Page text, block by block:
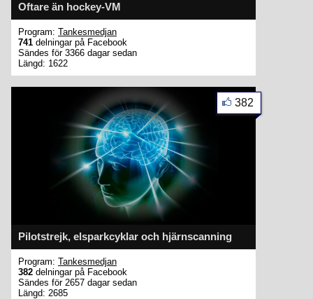
Oftare än hockey-VM
Program: Tankesmedjan
741 delningar på Facebook
Sändes för 3366 dagar sedan
Längd: 1622
Pilotstrejk, elsparkcyklar och hjärnscanning
382
Program: Tankesmedjan
382 delningar på Facebook
Sändes för 2657 dagar sedan
Längd: 2685